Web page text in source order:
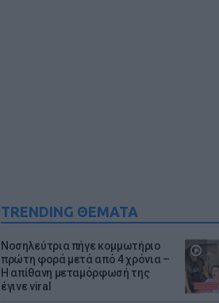
TRENDING ΘΕΜΑΤΑ
Νοσηλεύτρια πήγε κομμωτήριο
πρώτη φορά μετά από 4 χρόνια –
Η απίθανη μεταμόρφωσή της
έγινε viral